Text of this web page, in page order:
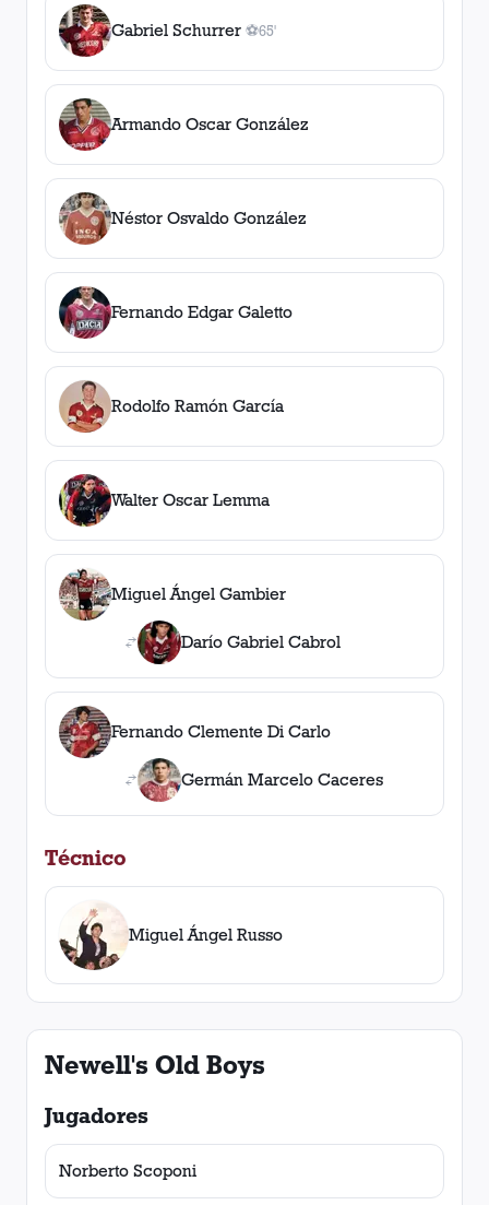
Gabriel Schurrer ⚽
1gol
65'
Armando Oscar González
Néstor Osvaldo González
Fernando Edgar Galetto
Rodolfo Ramón García
Walter Oscar Lemma
Miguel Ángel Gambier
Darío Gabriel Cabrol
Fernando Clemente Di Carlo
Germán Marcelo Caceres
Técnico
Miguel Ángel Russo
Newell's Old Boys
Jugadores
Norberto Scoponi